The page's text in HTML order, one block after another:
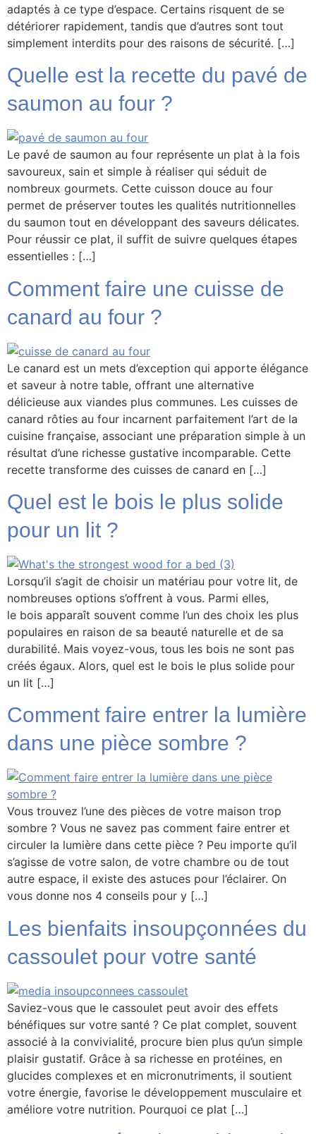
adaptés à ce type d’espace. Certains risquent de se
détériorer rapidement, tandis que d’autres sont tout
simplement interdits pour des raisons de sécurité. […]
Quelle est la recette du pavé de
saumon au four ?
Le pavé de saumon au four représente un plat à la fois
savoureux, sain et simple à réaliser qui séduit de
nombreux gourmets. Cette cuisson douce au four
permet de préserver toutes les qualités nutritionnelles
du saumon tout en développant des saveurs délicates.
Pour réussir ce plat, il suffit de suivre quelques étapes
essentielles : […]
Comment faire une cuisse de
canard au four ?
Le canard est un mets d’exception qui apporte élégance
et saveur à notre table, offrant une alternative
délicieuse aux viandes plus communes. Les cuisses de
canard rôties au four incarnent parfaitement l’art de la
cuisine française, associant une préparation simple à un
résultat d’une richesse gustative incomparable. Cette
recette transforme des cuisses de canard en […]
Quel est le bois le plus solide
pour un lit ?
Lorsqu’il s’agit de choisir un matériau pour votre lit, de
nombreuses options s’offrent à vous. Parmi elles,
le bois apparaît souvent comme l’un des choix les plus
populaires en raison de sa beauté naturelle et de sa
durabilité. Mais voyez-vous, tous les bois ne sont pas
créés égaux. Alors, quel est le bois le plus solide pour
un lit […]
Comment faire entrer la lumière
dans une pièce sombre ?
Vous trouvez l’une des pièces de votre maison trop
sombre ? Vous ne savez pas comment faire entrer et
circuler la lumière dans cette pièce ? Peu importe qu’il
s’agisse de votre salon, de votre chambre ou de tout
autre espace, il existe des astuces pour l’éclairer. On
vous donne nos 4 conseils pour y […]
Les bienfaits insoupçonnées du
cassoulet pour votre santé
Saviez-vous que le cassoulet peut avoir des effets
bénéfiques sur votre santé ? Ce plat complet, souvent
associé à la convivialité, procure bien plus qu’un simple
plaisir gustatif. Grâce à sa richesse en protéines, en
glucides complexes et en micronutriments, il soutient
votre énergie, favorise le développement musculaire et
améliore votre nutrition. Pourquoi ce plat […]